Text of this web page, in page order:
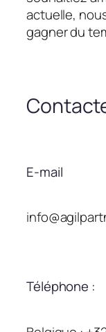
actuelle,
gagner du
E-mail
Téléphone :